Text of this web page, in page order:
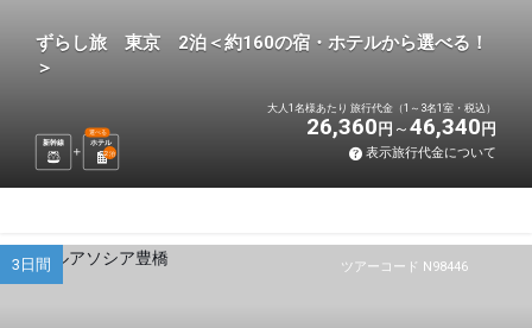
ずらし旅 東京 2泊＜約160の宿・ホテルから選べる！
＞
新幹線 ホテル
選べる
2泊
大人1名様あたり 旅行代金（1～3名1室・税込）
26,360 円 46,340 円
表示旅行代金について
ツアーコード N98446
3日間